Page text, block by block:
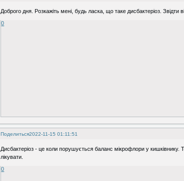
Доброго дня. Розкажіть мені, будь ласка, що таке дисбактеріоз.
0
Поделиться2022-11-15 01:11:51
Дисбактеріоз - це коли порушується баланс мікрофлори у
лікувати.
0